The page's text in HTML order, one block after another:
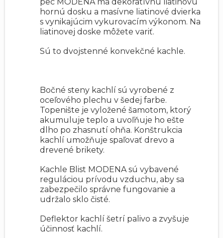
hornú dosku a masívne liatinové dvierka
s vynikajúcim vykurovacím výkonom. Na
liatinovej doske môžete variť.
Sú to dvojstenné konvekčné kachle.
Bočné steny kachlí sú vyrobené z
oceľového plechu v šedej farbe.
Topenište je vyložené šamotom, ktorý
akumuluje teplo a uvoľňuje ho ešte
dlho po zhasnutí ohňa. Konštrukcia
kachlí umožňuje spaľovať drevo a
drevené brikety.
Kachle Blist MODENA sú vybavené
reguláciou prívodu vzduchu, aby sa
zabezpečilo správne fungovanie a
udržalo sklo čisté.
Deflektor kachlí šetrí palivo a zvyšuje
účinnosť kachlí.